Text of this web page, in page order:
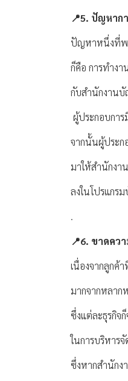
📍5. ปัญหาก
ปัญหาหนึ่งที่พ
ก็คือ การทำงา
กับสำนักงานบั
ผู้ประกอบการ
จากนั้นผู้ประก
มาให้สำนักง
ลงในโปรแกร
.
📍6. ขาดคว
เนื่องจากลูกค้
มากจากหลาก
ซึ่งแต่ละธุรกิจ
ในการบริหาร
ซึ่งหากสำนักง